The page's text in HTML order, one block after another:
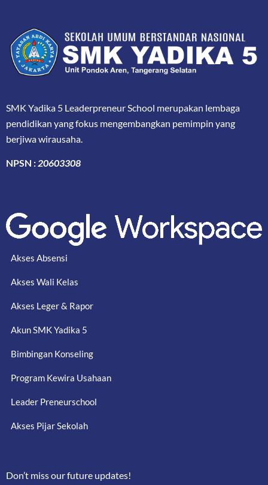
SMK Yadika 5 Leaderpreneur School merupakan lembaga
pendidikan yang fokus mengembangkan pemimpin yang
berjiwa wirausaha.
NPSN :20603308
Akses Absensi
Akses Wali Kelas
Akses Leger & Rapor
Akun SMK Yadika 5
Bimbingan Konseling
Program Kewira Usahaan
Leader Preneurschool
Akses Pijar Sekolah
Don’t miss our future updates!